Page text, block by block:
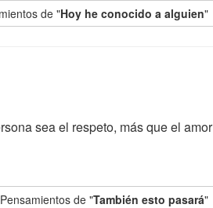
de "Hoy he conocido a alguien"
sea el respeto, más que el amor
de "También esto pasará"